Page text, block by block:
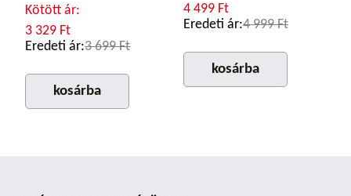
Kötött ár:
3 329 Ft
Eredeti ár:3 699 Ft
kosárba
4 499 Ft
Eredeti ár:4 999 Ft
kosárba